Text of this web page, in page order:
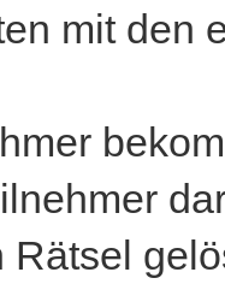
mit den
Rätsel